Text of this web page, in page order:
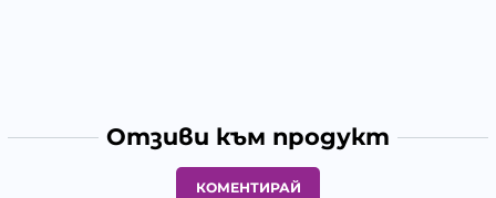
Отзиви към продукт
КОМЕНТИРАЙ